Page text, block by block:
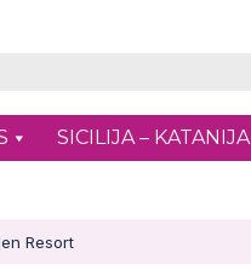
SICILIJA – KATANIJA
Resort